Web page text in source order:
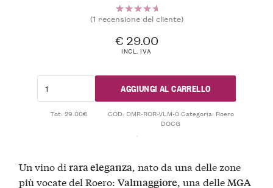
Valutato
5.00 su
5 su
base di
1
(1 recensione del cliente)
€ 29.00
INCL. IVA
AGGIUNGI AL CARRELLO
Tot: 29.00€ COD: DMR-ROR-VLM-0Categoria: Roero
DOCG
Un vino dirara eleganza, nato da una delle zone
più vocate del Roero:Valmaggiore, una delleMGA